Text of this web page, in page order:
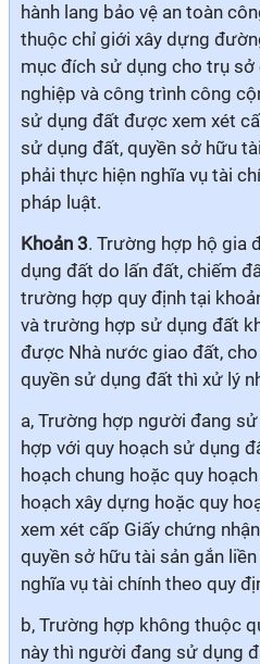
hành lang bảo vệ an toàn
thuộc chỉ giới xây dựng
mục đích sử dụng cho trụ
nghiệp và công trình công
sử dụng đất được xem xét
sử dụng đất, quyền sở hữu
phải thực hiện nghĩa vụ tài
pháp luật.
Khoản 3. Trường hợp hộ gia
dụng đất do lấn đất, chiếm
trường hợp quy định tại
và trường hợp sử dụng đất
được Nhà nước giao đất,
quyền sử dụng đất thì xử lý
a, Trường hợp người đang
hợp với quy hoạch sử dụng
hoạch chung hoặc quy
hoạch xây dựng hoặc quy
xem xét cấp Giấy chứng
quyền sở hữu tài sản gắn
nghĩa vụ tài chính theo quy
b, Trường hợp không thuộc
này thì người đang sử dụng